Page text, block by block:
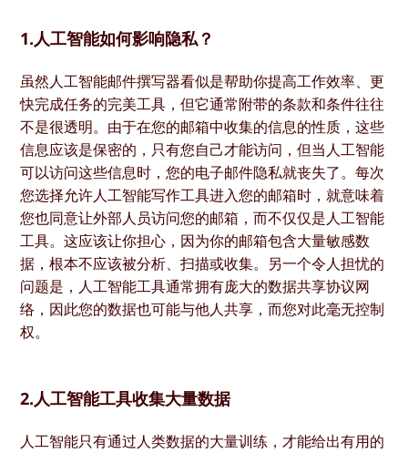
1.人工智能如何影响隐私？
虽然人工智能邮件撰写器看似是帮助你提高工作效率、更
快完成任务的完美工具，但它通常附带的条款和条件往往
不是很透明。由于在您的邮箱中收集的信息的性质，这些
信息应该是保密的，只有您自己才能访问，但当人工智能
可以访问这些信息时，您的电子邮件隐私就丧失了。每次
您选择允许人工智能写作工具进入您的邮箱时，就意味着
您也同意让外部人员访问您的邮箱，而不仅仅是人工智能
工具。这应该让你担心，因为你的邮箱包含大量敏感数
据，根本不应该被分析、扫描或收集。另一个令人担忧的
问题是，人工智能工具通常拥有庞大的数据共享协议网
络，因此您的数据也可能与他人共享，而您对此毫无控制
权。
2.人工智能工具收集大量数据
人工智能只有通过人类数据的大量训练，才能给出有用的